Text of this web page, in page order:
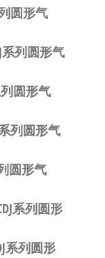
圆形气
系列圆形气
列圆形气
列圆形气
圆形气
系列圆形
系列圆形